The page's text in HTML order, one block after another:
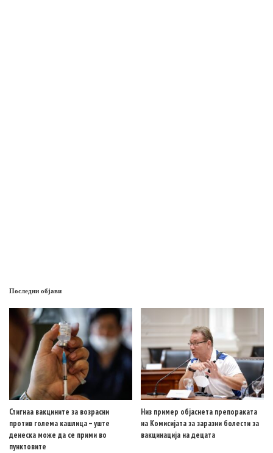
Последни објави
Стигнаа вакцините за возрасни
против голема кашлица – уште
денеска може да се прими во
пунктовите
Низ пример објаснета препораката
на Комисијата за заразни болести за
вакцинација на децата